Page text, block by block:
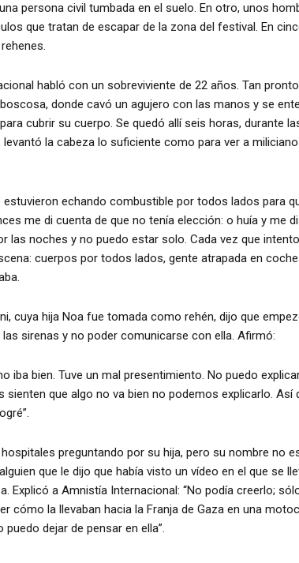
persona civil tumbada en el suelo. En otro, unos
que tratan de escapar de la zona del festival. En
habló con un sobreviviente de 22 años. Tan
donde cavó un agujero con las manos y se
cubrir su cuerpo. Se quedó allí seis horas, durante
la cabeza lo suficiente como para ver a
estuvieron echando combustible por todos lados para
me di cuenta de que no tenía elección: o huía y me
las noches y no puedo estar solo. Cada vez que
cuerpos por todos lados, gente atrapada en
cuya hija Noa fue tomada como rehén, dijo que
sirenas y no poder comunicarse con ella. Afirmó:
iba bien. Tuve un mal presentimiento. No puedo
sienten que algo no va bien no podemos explicarlo.
preguntando por su hija, pero su nombre no
que le dijo que había visto un vídeo en el que se
Explicó a Amnistía Internacional: “No podía creerlo;
cómo la llevaban hacia la Franja de Gaza en una
puedo dejar de pensar en ella”.